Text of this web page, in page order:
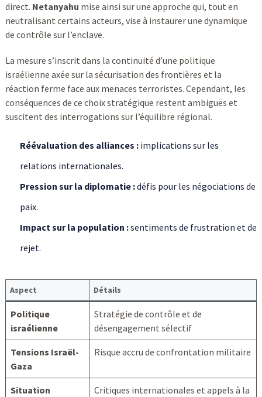
direct. Netanyahu mise ainsi sur une approche qui, tout en
neutralisant certains acteurs, vise à instaurer une dynamique
de contrôle sur l’enclave.
La mesure s’inscrit dans la continuité d’une politique
israélienne axée sur la sécurisation des frontières et la
réaction ferme face aux menaces terroristes. Cependant, les
conséquences de ce choix stratégique restent ambiguës et
suscitent des interrogations sur l’équilibre régional.
Réévaluation des alliances :implications sur les
relations internationales.
Pression sur la diplomatie :défis pour les négociations de
paix.
Impact sur la population :sentiments de frustration et de
rejet.
Aspect Détails
Politique
israélienne
Stratégie de contrôle et de
désengagement sélectif
Tensions Israël-
Gaza
Risque accru de confrontation militaire
Situation
Critiques internationales et appels à la